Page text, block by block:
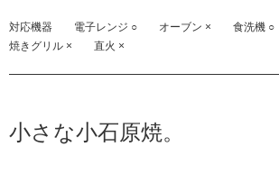
対応機器 電子レンジ ○ オーブン × 食洗機
焼きグリル × 直火 ×
小さな小石原焼。